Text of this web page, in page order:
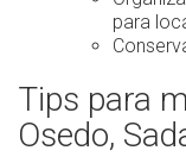
para
Tips para
Osedo,